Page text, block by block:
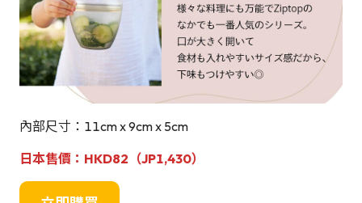
內部尺寸：11cm x 9cm x 5cm
日本售價： HKD82（JP1,430）